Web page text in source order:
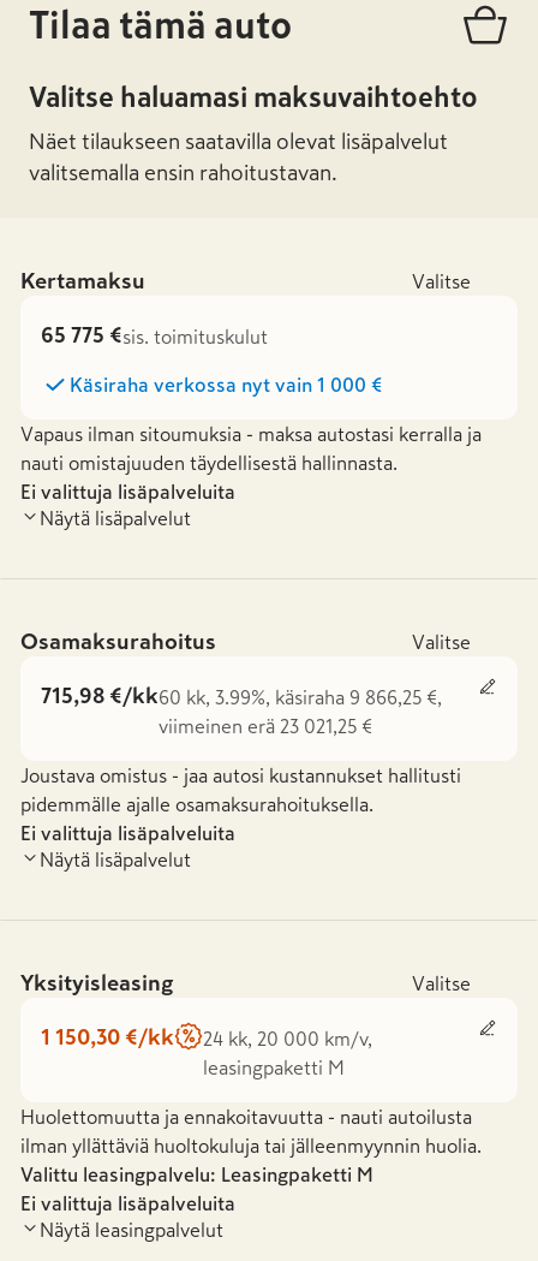
Tilaa tämä auto
Valitse haluamasi maksuvaihtoehto
Näet tilaukseen saatavilla olevat lisäpalvelut
valitsemalla ensin rahoitustavan.
Kertamaksu Valitse
65 775 €sis. toimituskulut
Käsiraha verkossa nyt vain 1 000 €
Vapaus ilman sitoumuksia - maksa autostasi kerralla ja
nauti omistajuuden täydellisestä hallinnasta.
Ei valittuja lisäpalveluita
Näytä lisäpalvelut
Osamaksurahoitus Valitse
715,98 €/kk60 kk, 3.99%, käsiraha 9 866,25 €,
viimeinen erä 23 021,25 €
Joustava omistus - jaa autosi kustannukset hallitusti
pidemmälle ajalle osamaksurahoituksella.
Ei valittuja lisäpalveluita
Näytä lisäpalvelut
Yksityisleasing Valitse
1 150,30 €/kk
24 kk, 20 000 km/v,
leasingpaketti M
Huolettomuutta ja ennakoitavuutta - nauti autoilusta
ilman yllättäviä huoltokuluja tai jälleenmyynnin huolia.
Valittu leasingpalvelu: Leasingpaketti M
Ei valittuja lisäpalveluita
Näytä leasingpalvelut